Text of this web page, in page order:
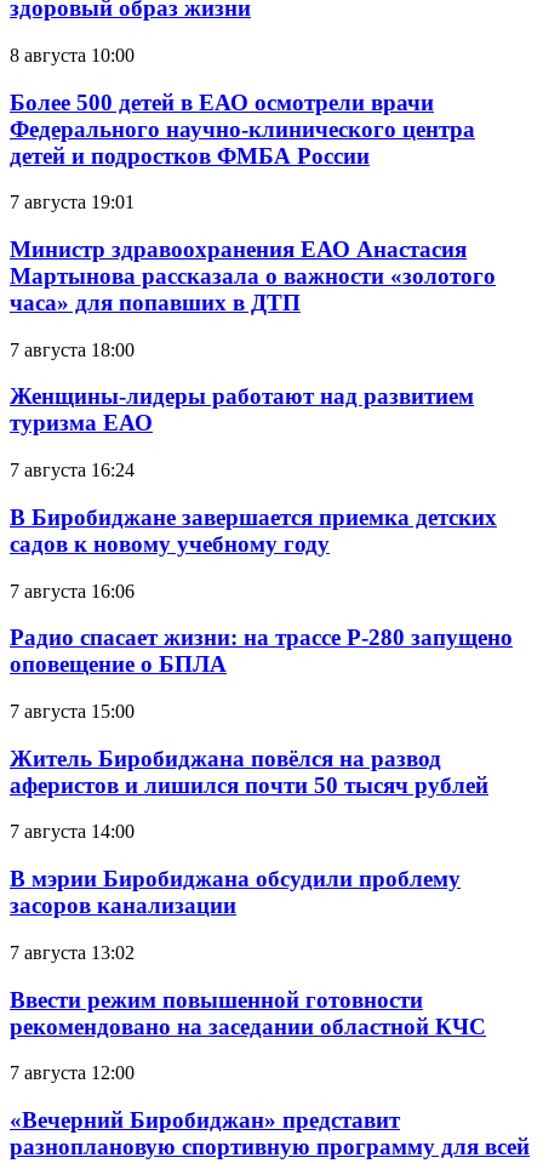
здоровый образ жизни
8 августа 10:00
Более 500 детей в ЕАО осмотрели врачи
Федерального научно-клинического центра
детей и подростков ФМБА России
7 августа 19:01
Министр здравоохранения ЕАО Анастасия
Мартынова рассказала о важности «золотого
часа» для попавших в ДТП
7 августа 18:00
Женщины-лидеры работают над развитием
туризма ЕАО
7 августа 16:24
В Биробиджане завершается приемка детских
садов к новому учебному году
7 августа 16:06
Радио спасает жизни: на трассе Р-280 запущено
оповещение о БПЛА
7 августа 15:00
Житель Биробиджана повёлся на развод
аферистов и лишился почти 50 тысяч рублей
7 августа 14:00
В мэрии Биробиджана обсудили проблему
засоров канализации
7 августа 13:02
Ввести режим повышенной готовности
рекомендовано на заседании областной КЧС
7 августа 12:00
«Вечерний Биробиджан» представит
разноплановую спортивную программу для всей